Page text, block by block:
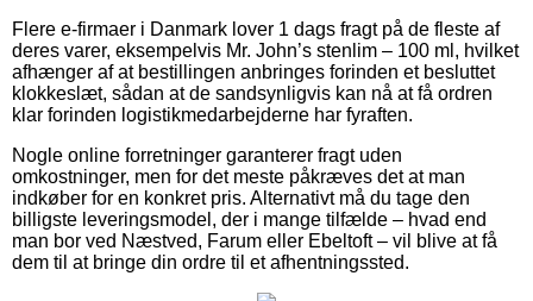
Flere e-firmaer i Danmark lover 1 dags fragt på de fleste af
deres varer, eksempelvis Mr. John’s stenlim – 100 ml, hvilket
afhænger af at bestillingen anbringes forinden et besluttet
klokkeslæt, sådan at de sandsynligvis kan nå at få ordren
klar forinden logistikmedarbejderne har fyraften.
Nogle online forretninger garanterer fragt uden
omkostninger, men for det meste påkræves det at man
indkøber for en konkret pris. Alternativt må du tage den
billigste leveringsmodel, der i mange tilfælde – hvad end
man bor ved Næstved, Farum eller Ebeltoft – vil blive at få
dem til at bringe din ordre til et afhentningssted.